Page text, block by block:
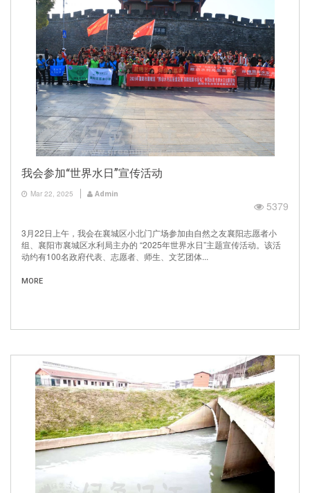
我会参加“世界水日”宣传活动
Mar 22, 2025 Admin
5379
3月22日上午，我会在襄城区小北门广场参加由自然之友襄阳志愿者小
组、襄阳市襄城区水利局主办的 “2025年世界水日”主题宣传活动。该活
动约有100名政府代表、志愿者、师生、文艺团体...
MORE